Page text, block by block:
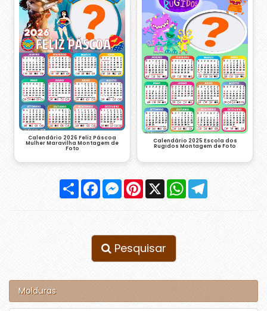
Calendário 2026 Feliz Páscoa
Mulher Maravilha Montagem de
Foto
Calendário 2025 Escola dos
Rugidos Montagem de Foto
Compartilhar
FacebookMessenger
Pinterest
X WhatsApp
Pesquisar
Molduras